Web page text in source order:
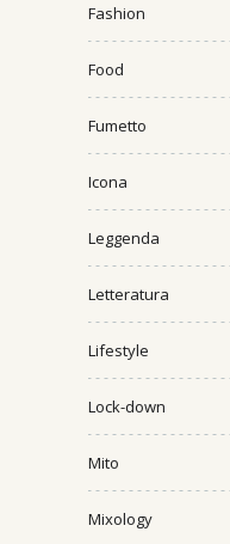
Fashion
Food
Fumetto
Icona
Leggenda
Letteratura
Lifestyle
Lock-down
Mito
Mixology